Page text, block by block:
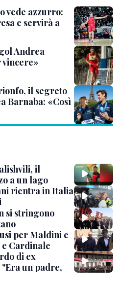
vede azzurro:
e servirà a
Andrea
vincere»
il segreto
Barnaba: «Così
il
a un lago
rientra in Italia
si stringono
per Maldini e
Cardinale
di ex
un padre,